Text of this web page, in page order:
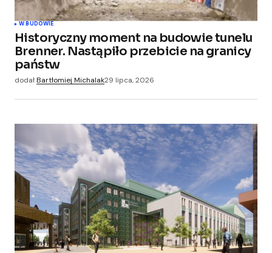
W BUDOWIE
Historyczny moment na budowie tunelu
Brenner. Nastąpiło przebicie na granicy
państw
dodałBartłomiej Michalak29 lipca, 2026